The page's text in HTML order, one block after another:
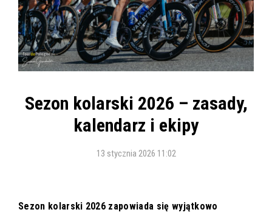
Sezon kolarski 2026 – zasady,
kalendarz i ekipy
13 stycznia 2026 11:02
Sezon kolarski 2026 zapowiada się wyjątkowo